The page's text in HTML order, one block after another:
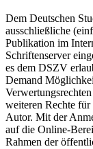
Dem Deutschen
ausschließliche
Publikation im
Schriftenserver
es dem DSZV
Demand
weiteren Rechte
Autor. Mit der
auf die Online-
Rahmen der